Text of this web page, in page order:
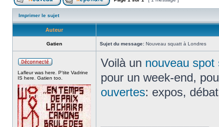
Imprimer le sujet
Auteur
Gatien Sujet du message: Nouveau squatt à Londres
Lafleur was here. P'tite Vadrine
IS here. Gatien too.
Voilà un nouveau spot
pour un week-end,
ouvertes: expos,